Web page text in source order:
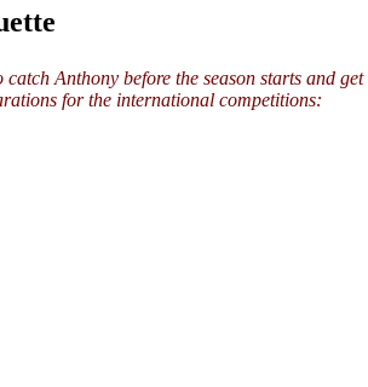
catch Anthony before the season starts and get
for the international competitions: